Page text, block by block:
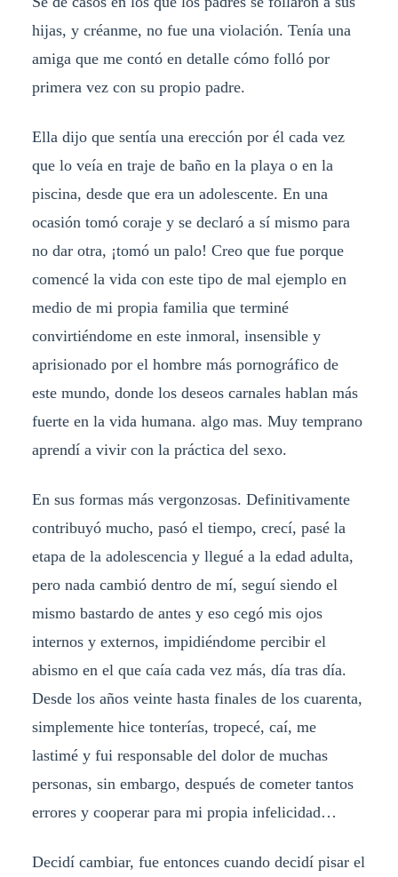
hijas, y créanme, no fue una violación. Tenía una
amiga que me contó en detalle cómo folló por
primera vez con su propio padre.
Ella dijo que sentía una erección por él cada vez
que lo veía en traje de baño en la playa o en la
piscina, desde que era un adolescente. En una
ocasión tomó coraje y se declaró a sí mismo para
no dar otra, ¡tomó un palo! Creo que fue porque
comencé la vida con este tipo de mal ejemplo en
medio de mi propia familia que terminé
convirtiéndome en este inmoral, insensible y
aprisionado por el hombre más pornográfico de
este mundo, donde los deseos carnales hablan más
fuerte en la vida humana. algo mas. Muy temprano
aprendí a vivir con la práctica del sexo.
En sus formas más vergonzosas. Definitivamente
contribuyó mucho, pasó el tiempo, crecí, pasé la
etapa de la adolescencia y llegué a la edad adulta,
pero nada cambió dentro de mí, seguí siendo el
mismo bastardo de antes y eso cegó mis ojos
internos y externos, impidiéndome percibir el
abismo en el que caía cada vez más, día tras día.
Desde los años veinte hasta finales de los cuarenta,
simplemente hice tonterías, tropecé, caí, me
lastimé y fui responsable del dolor de muchas
personas, sin embargo, después de cometer tantos
errores y cooperar para mi propia infelicidad…
Decidí cambiar, fue entonces cuando decidí pisar el